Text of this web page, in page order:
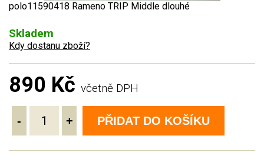
polo11590418 Rameno TRIP Middle dlouhé
Skladem
Kdy dostanu zboží?
890 Kč včetně DPH
- + PŘIDAT DO KOŠÍKU